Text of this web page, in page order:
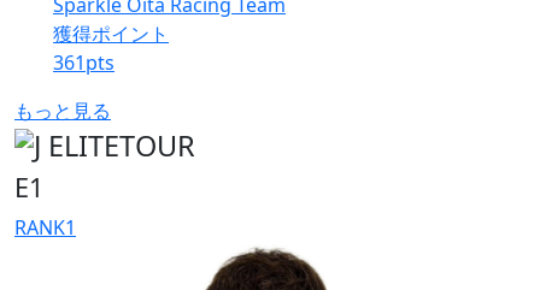
獲得ポイント
361pts
もっと見る
E1
RANK1